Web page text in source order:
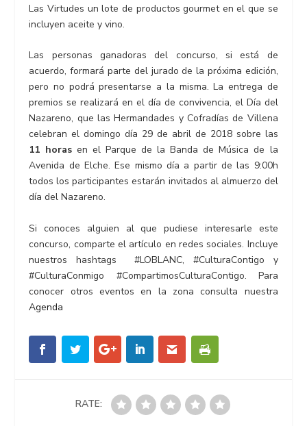
Las Virtudes un lote de productos gourmet en el que se
incluyen aceite y vino.
Las personas ganadoras del concurso, si está de
acuerdo, formará parte del jurado de la próxima edición,
pero no podrá presentarse a la misma. La entrega de
premios se realizará en el día de convivencia, el Día del
Nazareno, que las Hermandades y Cofradías de Villena
celebran el domingo día 29 de abril de 2018 sobre las
11 horasen el Parque de la Banda de Música de la
Avenida de Elche.Ese mismo día a partir de las 9:00h
todos los participantes estarán invitados al almuerzo del
día del Nazareno.
Si conoces alguien al que pudiese interesarle este
concurso, comparte el artículo en redes sociales. Incluye
nuestros hashtags #LOBLANC, #CulturaContigo y
#CulturaConmigo
#CompartimosCulturaContigo.
Para
conocer otros eventos en la zona consulta nuestra
Agenda
RATE: